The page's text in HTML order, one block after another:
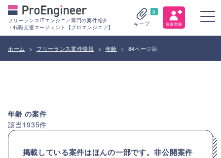
フリーランスITエンジニア専門の案件紹介
・転職支援エージェント【プロエンジニア】
0
キープ
ホーム > フリーランス案件情報 > 年齢 > 84ページ目
年齢の案件
該当1935件
掲載している案件はほんの一部です。非公開案件